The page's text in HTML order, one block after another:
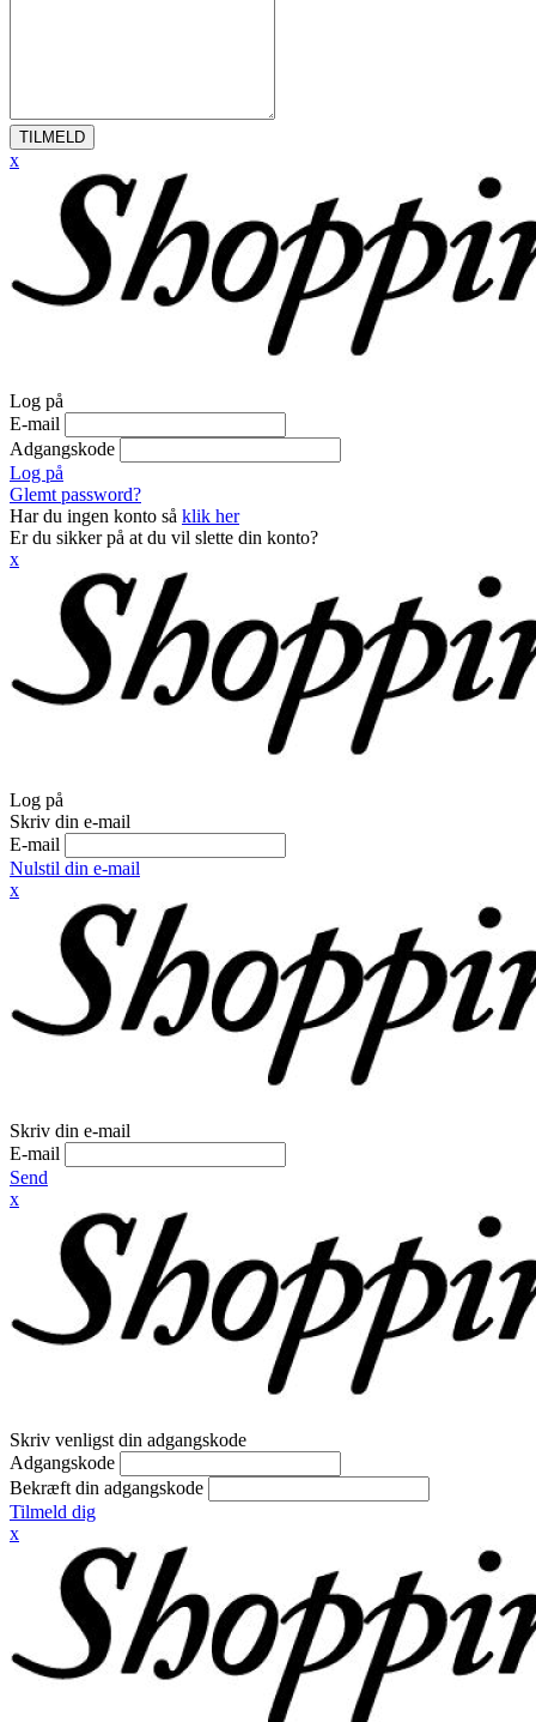
TILMELD
x
Log på
E-mail
Adgangskode
Log på
Glemt password?
Har du ingen konto så klik her
Er du sikker på at du vil slette din konto?
x
Log på
Skriv din e-mail
E-mail
Nulstil din e-mail
x
Skriv din e-mail
E-mail
Send
x
Skriv venligst din adgangskode
Adgangskode
Bekræft din adgangskode
Tilmeld dig
x